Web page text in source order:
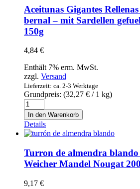
im
Glas
210g
Aceitunas Gigantes
bernal – mit Sardellen
150g
4,84 €
Enthält 7% erm. MwSt.
zzgl. Versand
Lieferzeit: ca. 2-3 Werktage
Grundpreis: (32,27 € / 1 kg)
Aceitunas
Gigantes
Rellenas
de
Anchoa
-
bernal
-
Sardellen
In den Warenkorb
Details
Turron de almendra blando
Weicher Mandel Nougat
9,17 €